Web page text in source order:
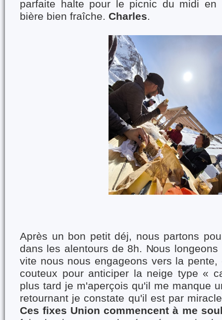
parfaite halte pour le picnic du midi en
bière bien fraîche. Charles.
Après un bon petit déj, nous partons
dans les alentours de 8h. Nous
vite nous nous engageons vers la
couteux pour anticiper la neige type «
plus tard je m'aperçois qu'il me manque
retournant je constate qu'il est par
Ces fixes Union commencent à me